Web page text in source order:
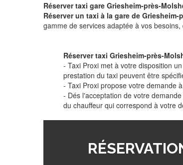
Réserver taxi gare Griesheim-près-
Réserver un taxi à la gare de Griesheim-
gamme de services adaptée à vos
Réserver taxi Griesheim-près-
- Taxi Proxi met à votre disposition
prestation du taxi peuvent être
- Taxi Proxi propose votre demande
- Dés l'acceptation de votre
du chauffeur qui correspond à votre